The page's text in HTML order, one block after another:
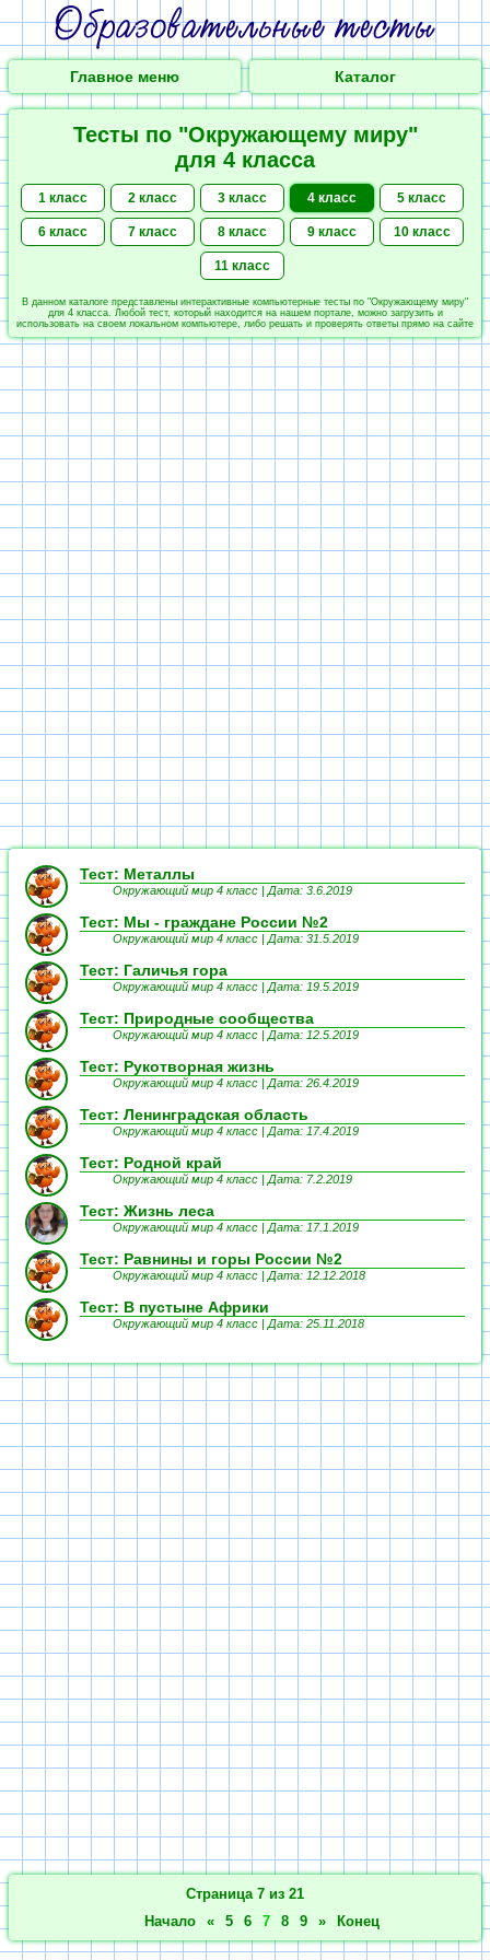
Главное меню Каталог
Тесты по "Окружающему миру"
для 4 класса
1 класс 2 класс 3 класс 4 класс 5 класс
6 класс 7 класс 8 класс 9 класс 10 класс
11 класс
В данном каталоге представлены интерактивные компьютерные тесты по "Окружающему миру"
для 4 класса. Любой тест, который находится на нашем портале, можно загрузить и
использовать на своем локальном компьютере, либо решать и проверять ответы прямо на сайте
Тест: Металлы
Окружающий мир 4 класс | Дата: 3.6.2019
Тест: Мы - граждане России №2
Окружающий мир 4 класс | Дата: 31.5.2019
Тест: Галичья гора
Окружающий мир 4 класс | Дата: 19.5.2019
Тест: Природные сообщества
Окружающий мир 4 класс | Дата: 12.5.2019
Тест: Рукотворная жизнь
Окружающий мир 4 класс | Дата: 26.4.2019
Тест: Ленинградская область
Окружающий мир 4 класс | Дата: 17.4.2019
Тест: Родной край
Окружающий мир 4 класс | Дата: 7.2.2019
Тест: Жизнь леса
Окружающий мир 4 класс | Дата: 17.1.2019
Тест: Равнины и горы России №2
Окружающий мир 4 класс | Дата: 12.12.2018
Тест: В пустыне Африки
Окружающий мир 4 класс | Дата: 25.11.2018
Страница 7 из 21
Начало
« 5 6 7 8 9 » Конец